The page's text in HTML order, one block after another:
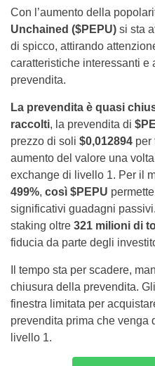
Con l’aumento della
Unchained ($PEPU) si sta
di spicco, attirando
caratteristiche interessanti e
prevendita.
La prevendita è quasi
raccolti, la prevendita di
prezzo di soli $0,012894 per
aumento del valore una
exchange di livello 1. Per il
499%, così $PEPU
significativi guadagni
staking oltre 321 milioni di
fiducia da parte degli
Il tempo sta per scadere,
chiusura della prevendita.
finestra limitata per
prevendita prima che venga
livello 1.